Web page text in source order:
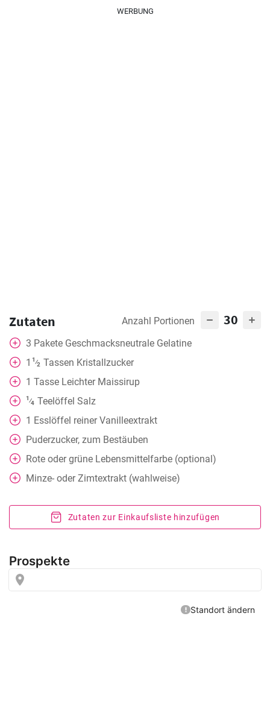
WERBUNG
Zutaten Anzahl Portionen 30
3 Pakete Geschmacksneutrale Gelatine
1 1⁄2 Tassen Kristallzucker
1 Tasse Leichter Maissirup
1⁄4 Teelöffel Salz
1 Esslöffel reiner Vanilleextrakt
Puderzucker, zum Bestäuben
Rote oder grüne Lebensmittelfarbe (optional)
Minze- oder Zimtextrakt (wahlweise)
Zutaten zur Einkaufsliste hinzufügen